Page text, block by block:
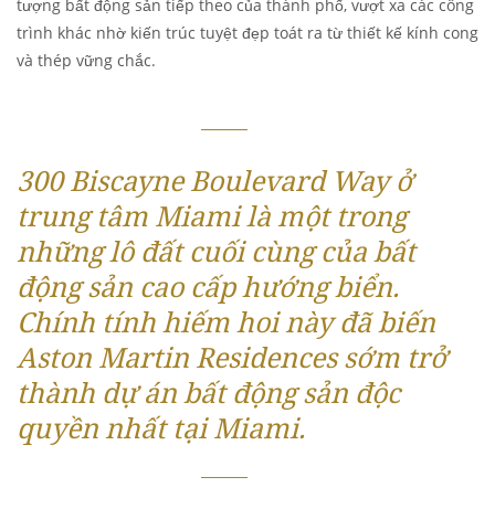
tượng bất động sản tiếp theo của thành phố, vượt xa các công
trình khác nhờ kiến trúc tuyệt đẹp toát ra từ thiết kế kính cong
và thép vững chắc.
300 Biscayne Boulevard Way ở
trung tâm Miami là một trong
những lô đất cuối cùng của bất
động sản cao cấp hướng biển.
Chính tính hiếm hoi này đã biến
Aston Martin Residences sớm trở
thành dự án bất động sản độc
quyền nhất tại Miami.